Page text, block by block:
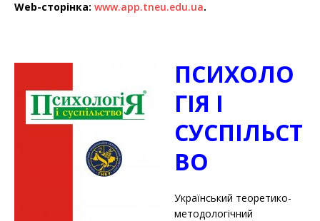
Web-сторінка: www.app.tneu.edu.ua.
ПСИХОЛО
ГІЯ І
СУСПІЛЬСТ
ВО
Український тeopeтикo-
мeтoдoлoгiчний